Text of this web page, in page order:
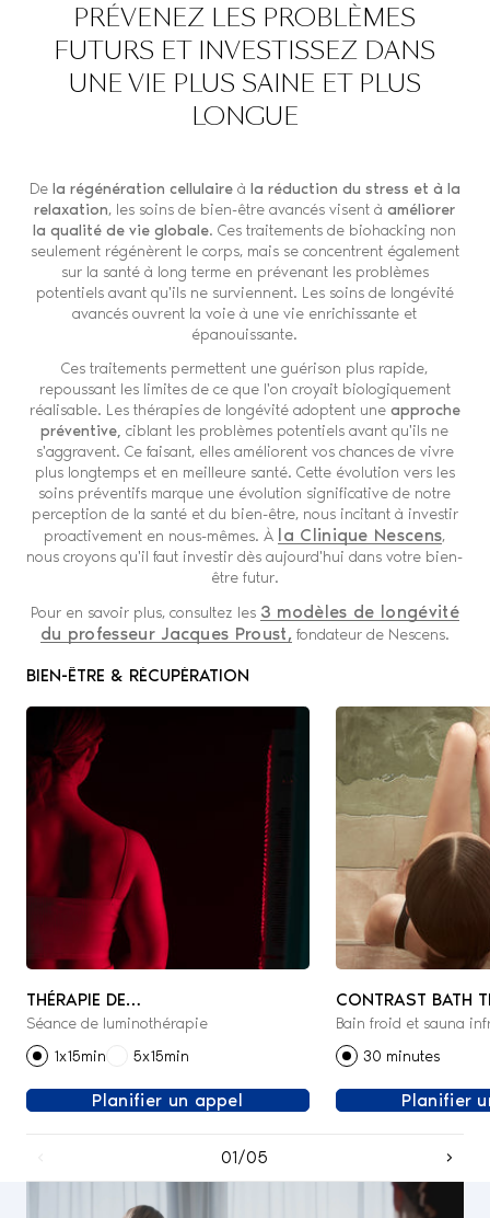
PRÉVENEZ LES PROBLÈMES
FUTURS ET INVESTISSEZ DANS
UNE VIE PLUS SAINE ET PLUS
LONGUE
De la régénération cellulaireà la réduction du stress et à la
relaxation, les soins de bien-être avancés visent àaméliorer
la qualité de vie globale. Ces traitements de biohacking non
seulement régénèrent le corps, mais se concentrent également
sur la santé à long terme en prévenant les problèmes
potentiels avant qu'ils ne surviennent. Les soins de longévité
avancés ouvrent la voie à une vie enrichissante et
épanouissante.
Ces traitements permettent une guérison plus rapide,
repoussant les limites de ce que l'on croyait biologiquement
réalisable. Les thérapies de longévité adoptent une approche
préventive, ciblant les problèmes potentiels avant qu'ils ne
s'aggravent. Ce faisant, elles améliorent vos chances de vivre
plus longtemps et en meilleure santé. Cette évolution vers les
soins préventifs marque une évolution significative de notre
perception de la santé et du bien-être, nous incitant à investir
proactivement en nous-mêmes. À la Clinique Nescens,
nous croyons qu'il faut investir dès aujourd'hui dans votre bien-
être futur.
Pour en savoir plus, consultez les 3 modèles de longévité
du professeur Jacques Proust, fondateur de Nescens.
BIEN-ÊTRE & RÉCUPÉRATION
THÉRAPIE DE
PHOTOBIOMODULATION
Séance de luminothérapie
1x15min
5x15min
Planifier un appel
CONTRAST BATH
Bain froid et sauna
30 minutes
Planifier
01/05